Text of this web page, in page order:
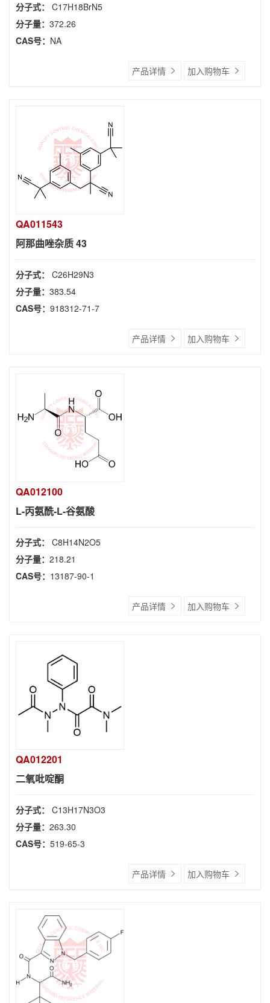
分子式： C17H18BrN5
分子量： 372.26
CAS号： NA
产品详情 加入购物车
QA011543
阿那曲唑杂质 43
分子式： C26H29N3
分子量： 383.54
CAS号： 918312-71-7
产品详情 加入购物车
QA012100
L-丙氨酰-L-谷氨酸
分子式： C8H14N2O5
分子量： 218.21
CAS号： 13187-90-1
产品详情 加入购物车
QA012201
二氧吡啶酮
分子式： C13H17N3O3
分子量： 263.30
CAS号： 519-65-3
产品详情 加入购物车